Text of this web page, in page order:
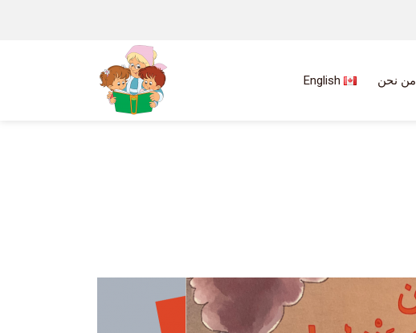
من نحن English